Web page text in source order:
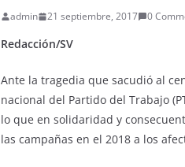
admin 21 septiembre, 2017 0
Redacción/SV
Ante la tragedia que sacudió al
nacional del Partido del Trabajo
lo que en solidaridad y
las campañas en el 2018 a los